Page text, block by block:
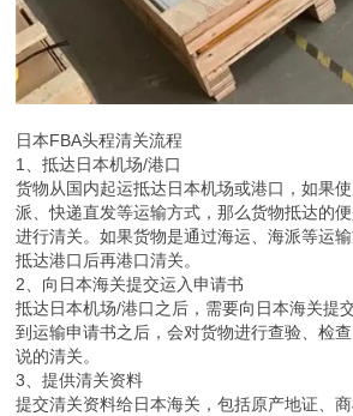
日本FBA头程清关流程
1、抵达日本机场/港口
货物从国内起运抵达日本机场或港口，如果
派、快递直发等运输方式，那么货物抵达的
进行清关。如果货物是通过海运、海派等运
抵达港口后再港口清关。
2、向日本海关提交运入申请书
抵达日本机场/港口之后，需要向日本海关提
到运输申请书之后，会对货物进行查验、检
说的清关。
3、提供清关资料
提交清关资料给日本海关，包括原产地证、